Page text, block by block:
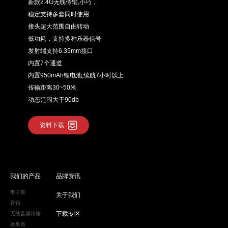
新款2.4G无线传输,小巧，
稳定支持多套同时使用
接头超大范围自由转动
低功耗，支持多种乐器信号
发射端支持6.35mm接口
内置7个通道
内置950mAh锂电池,续航7小时以上
传输距离30~50米
动态范围大于90db
资料下载
我们的产品
电子鼓
音箱
无线音频传输
效果器
品牌资讯
关于我们
下载专区